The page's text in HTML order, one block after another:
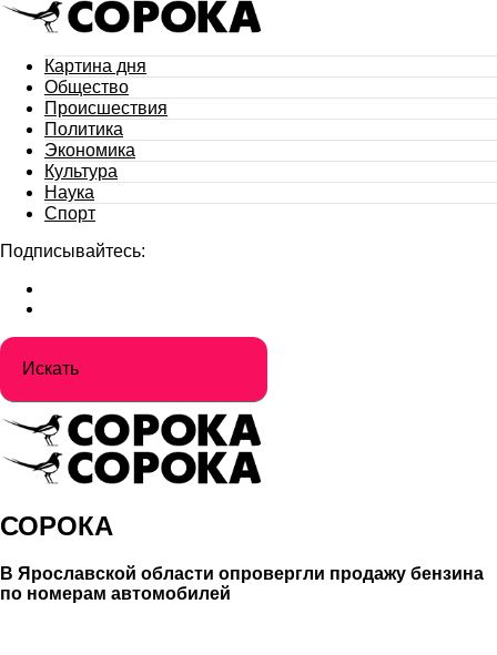
Картина дня
Общество
Происшествия
Политика
Экономика
Культура
Наука
Спорт
Подписывайтесь:
СОРОКА
В Ярославской области опровергли продажу бензина
по номерам автомобилей